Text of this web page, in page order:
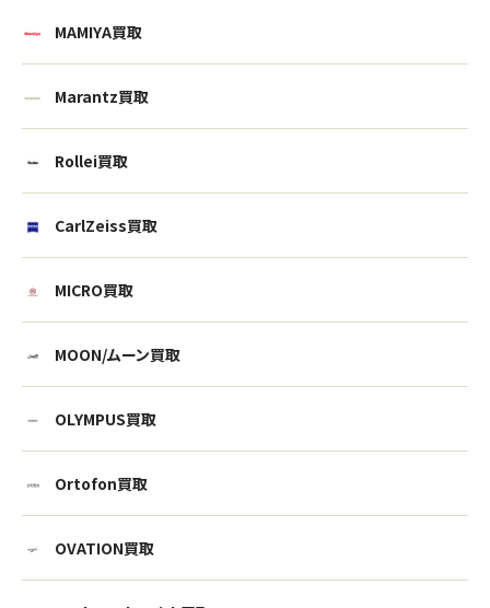
ウェブから1分
かんたん査定見積
フリーダイヤル
MAMIYA買取
Marantz買取
Rollei買取
CarlZeiss買取
MICRO買取
MOON/ムーン買取
OLYMPUS買取
Ortofon買取
OVATION買取